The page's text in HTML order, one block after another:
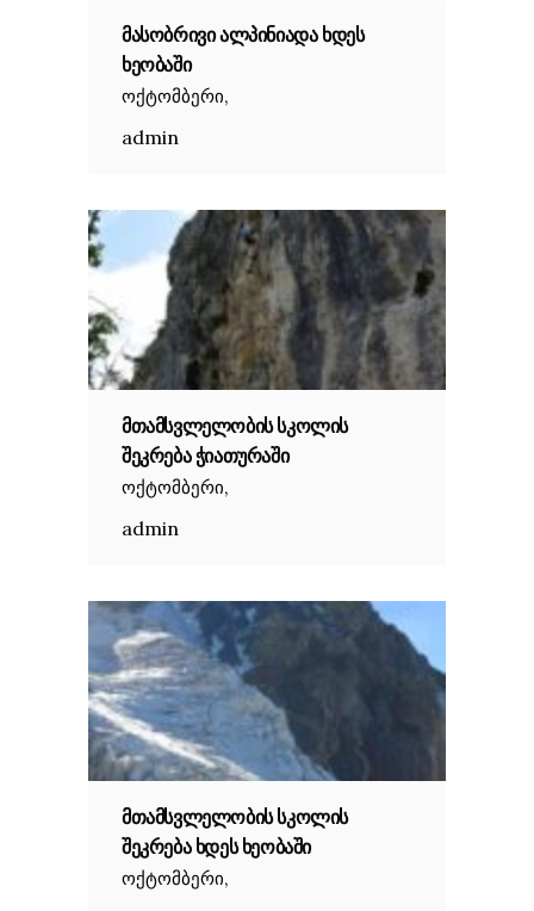
ᲛᲐᲡᲝᲑᲠᲘᲕᲘ ᲐᲚᲞᲘᲜᲘᲐᲓᲐ ᲮᲓᲔᲡ
ᲮᲔᲝᲑᲐᲨᲘ
ოქტომბერი,
admin
ᲛᲗᲐᲛᲡᲕᲚᲔᲚᲝᲑᲘᲡ ᲡᲙᲝᲚᲘᲡ
ᲨᲔᲙᲠᲔᲑᲐ ᲭᲘᲐᲗᲣᲠᲐᲨᲘ
ოქტომბერი,
admin
ᲛᲗᲐᲛᲡᲕᲚᲔᲚᲝᲑᲘᲡ ᲡᲙᲝᲚᲘᲡ
ᲨᲔᲙᲠᲔᲑᲐ ᲮᲓᲔᲡ ᲮᲔᲝᲑᲐᲨᲘ
ოქტომბერი,